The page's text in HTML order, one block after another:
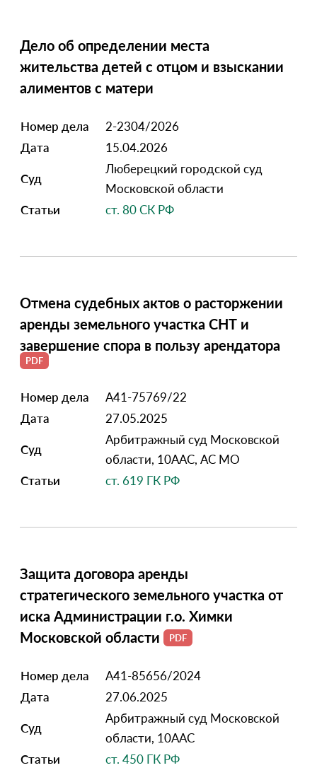
Дело об определении места
жительства детей с отцом и взыскании
алиментов с матери
Номер дела
2-2304/2026
Дата
15.04.2026
Суд
Люберецкий городской суд
Московской области
Статьи
ст. 80 СК РФ
Отмена судебных актов о расторжении
аренды земельного участка СНТ и
завершение спора в пользу арендатора
Номер дела
А41-75769/22
Дата
27.05.2025
Суд
Арбитражный суд Московской
области, 10ААС, АС МО
Статьи
ст. 619 ГК РФ
Защита договора аренды
стратегического земельного участка от
иска Администрации г.о. Химки
Московской области
Номер дела
А41-85656/2024
Дата
27.06.2025
Суд
Арбитражный суд Московской
области, 10ААС
Статьи
ст. 450 ГК РФ